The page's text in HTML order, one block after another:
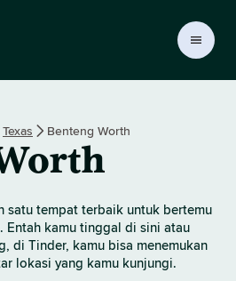
Texas Benteng Worth
satu tempat terbaik untuk bertemu
Entah kamu tinggal di sini atau
di Tinder, kamu bisa menemukan
lokasi yang kamu kunjungi.